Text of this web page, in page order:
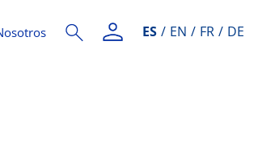
ES EN FR DE